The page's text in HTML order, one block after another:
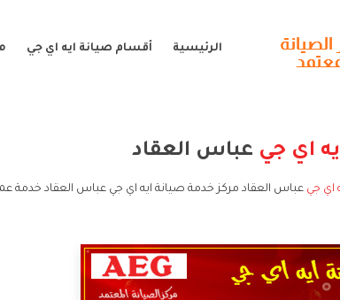
الرئيسية أقسام صيانة ايه اي جي
اي جي عباس العقاد
اي جي عباس العقاد مركز خدمة صيانة ايه اي جي عباس العقاد خدمة